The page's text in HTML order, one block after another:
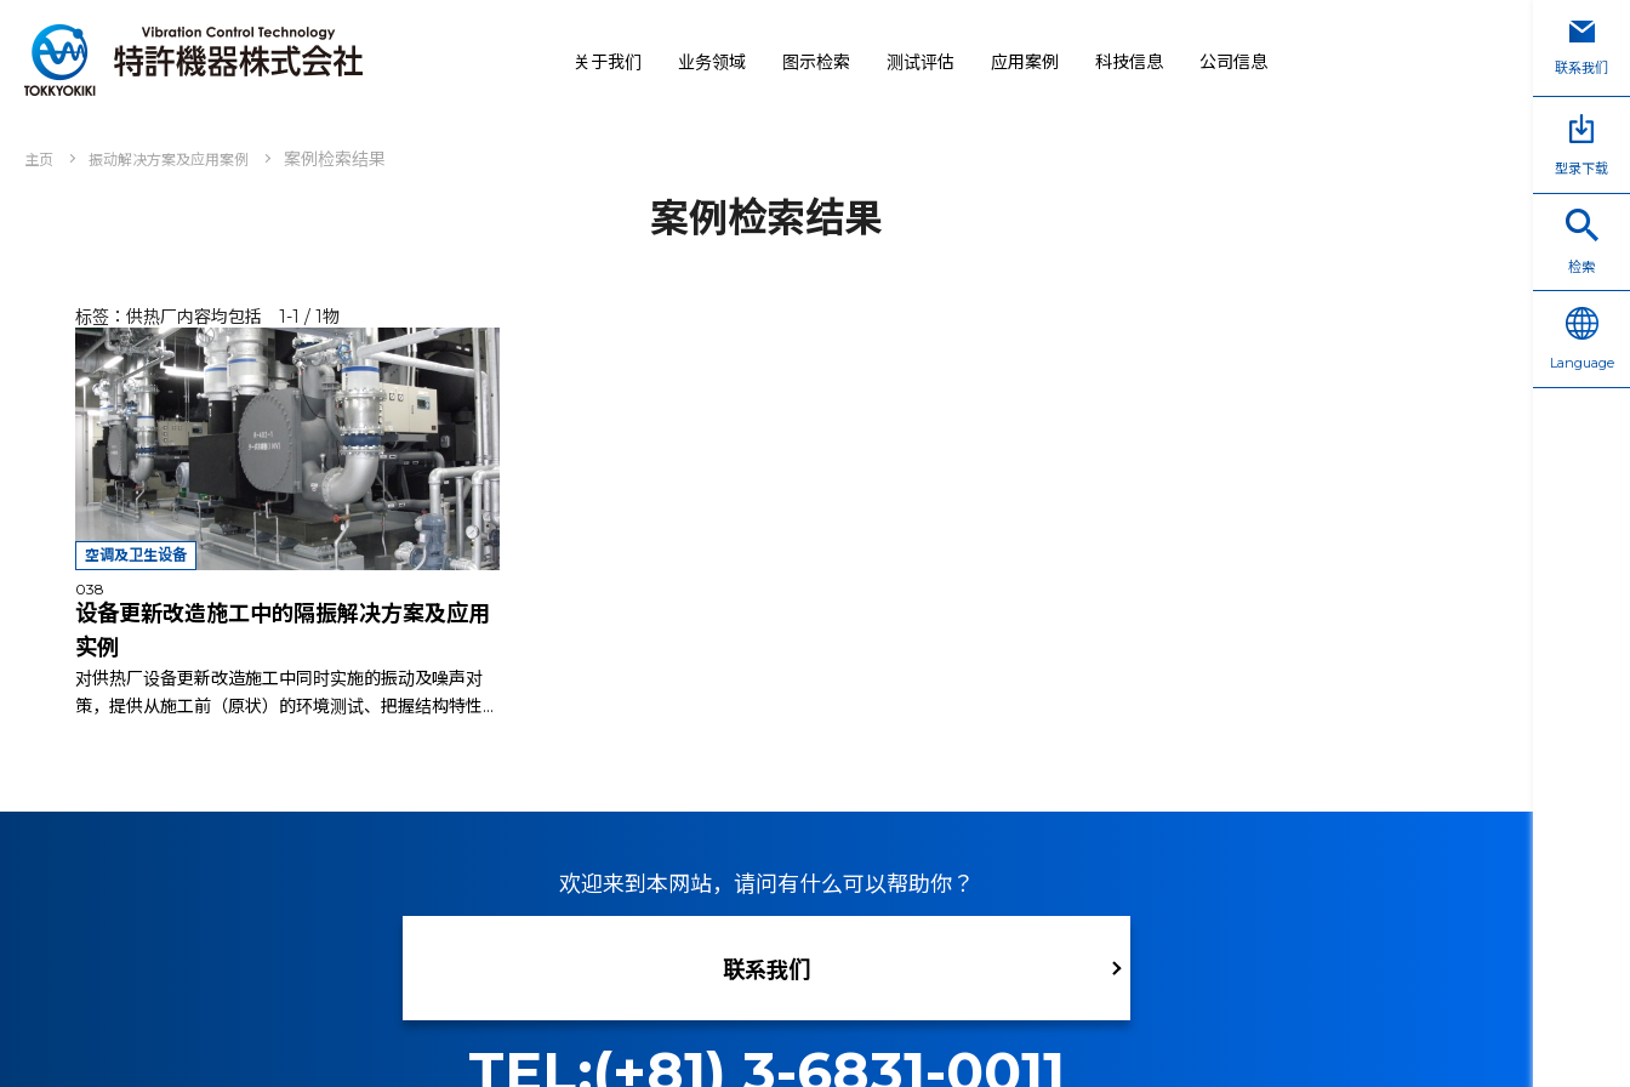
关于我们 业务领域 图示检索 测试评估 应用案例 科技信息 公司信息
主页 振动解决方案及应用案例 案例检索结果
案例检索结果
标签：供热厂内容均包括 1-1 / 1物
空调及卫生设备
038
设备更新改造施工中的隔振解决方案及应用
实例
对供热厂设备更新改造施工中同时实施的振动及噪声对
策，提供从施工前（原状）的环境测试、把握结构特性...
欢迎来到本网站，请问有什么可以帮助你？
联系我们
TEL:(+81) 3-6831-0011
联系我们
型录下载
检索
Language